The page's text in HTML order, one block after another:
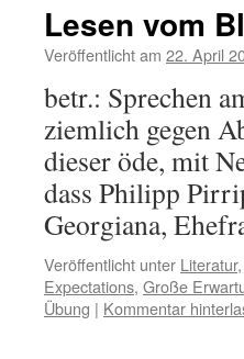
Lesen vom
Veröffentlicht am 22. April
betr.: Sprechen
ziemlich gegen
dieser öde, mit
dass Philipp
Georgiana,
Veröffentlicht unter Literatur,
Expectations, Große
Übung | Kommentar